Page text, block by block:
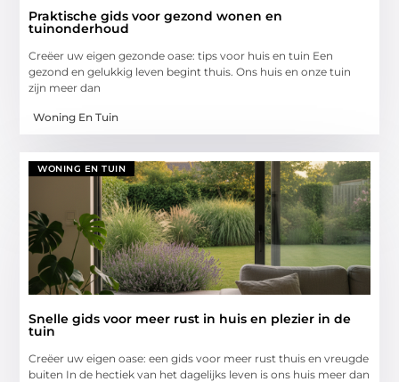
Praktische gids voor gezond wonen en
tuinonderhoud
Creëer uw eigen gezonde oase: tips voor huis en tuin Een
gezond en gelukkig leven begint thuis. Ons huis en onze tuin
zijn meer dan
Woning En Tuin
WONING EN TUIN
Snelle gids voor meer rust in huis en plezier in de
tuin
Creëer uw eigen oase: een gids voor meer rust thuis en vreugde
buiten In de hectiek van het dagelijks leven is ons huis meer dan